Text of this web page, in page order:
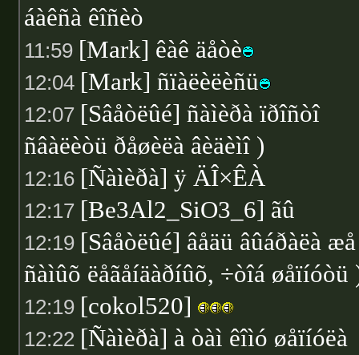
áàêñà êîñèò
11:59 [Mark] êàê äåòè
12:04 [Mark] ñïàëèëèñü
12:07 [Sâåòëûé] ñàìèðà ïðîñòî
ñâàëèòü ðåøèëà âèäèìî )
12:16 [Ñàìèðà] ÿ ÄÎ×ÊÀ
12:17 [Be3Al2_SiO3_6] ãû
12:19 [Sâåòëûé] âåäü âûáðàëà æå
ñàìûõ ëåãåíäàðíûõ, ÷òîá øåïíóòü
12:19 [cokol520]
12:22 [Ñàìèðà] à òàì êîìó øåïíóëà